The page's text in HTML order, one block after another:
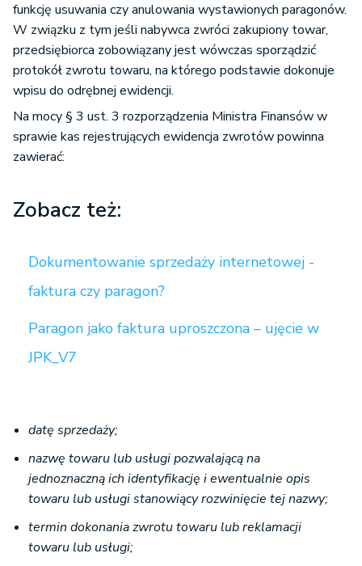
funkcję usuwania czy anulowania wystawionych paragonów.
W związku z tym jeśli nabywca zwróci zakupiony towar,
przedsiębiorca zobowiązany jest wówczas sporządzić
protokół zwrotu towaru, na którego podstawie dokonuje
wpisu do odrębnej ewidencji.
Na mocy § 3 ust. 3 rozporządzenia Ministra Finansów w
sprawie kas rejestrujących ewidencja zwrotów powinna
zawierać:
Zobacz też:
Dokumentowanie sprzedaży internetowej -
faktura czy paragon?
Paragon jako faktura uproszczona – ujęcie w
JPK_V7
datę sprzedaży;
nazwę towaru lub usługi pozwalającą na
jednoznaczną ich identyfikację i ewentualnie opis
towaru lub usługi stanowiący rozwinięcie tej nazwy;
termin dokonania zwrotu towaru lub reklamacji
towaru lub usługi;